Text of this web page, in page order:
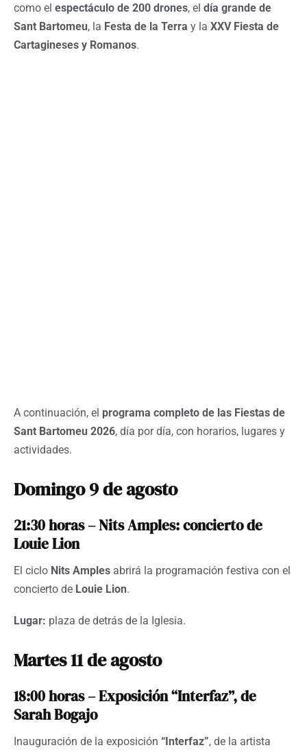
como el espectáculo de 200 drones, el día grande de
Sant Bartomeu, la Festa de la Terra y la XXV Fiesta de
Cartagineses y Romanos.
A continuación, el programa completo de las Fiestas de
Sant Bartomeu 2026, día por día, con horarios, lugares y
actividades.
Domingo 9 de agosto
21:30 horas – Nits Amples: concierto de
Louie Lion
El ciclo Nits Amples abrirá la programación festiva con el
concierto de Louie Lion.
Lugar: plaza de detrás de la Iglesia.
Martes 11 de agosto
18:00 horas – Exposición “Interfaz”, de
Sarah Bogajo
Inauguración de la exposición “Interfaz”, de la artista